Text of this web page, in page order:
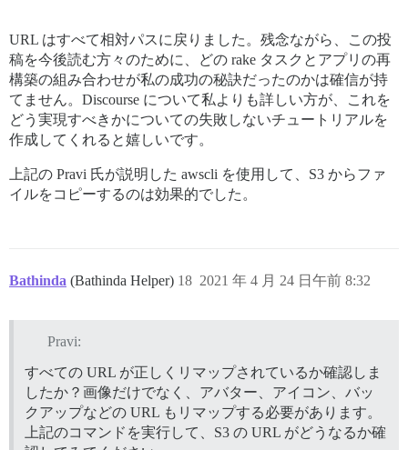
URL はすべて相対パスに戻りました。残念ながら、この投
稿を今後読む方々のために、どの rake タスクとアプリの再
構築の組み合わせが私の成功の秘訣だったのかは確信が持
てません。Discourse について私よりも詳しい方が、これを
どう実現すべきかについての失敗しないチュートリアルを
作成してくれると嬉しいです。
上記の Pravi 氏が説明した awscli を使用して、S3 からファ
イルをコピーするのは効果的でした。
Bathinda (Bathinda Helper) 2021 年 4 月 24 日午前 8:32
18
Pravi:
すべての URL が正しくリマップされているか確認しま
したか？画像だけでなく、アバター、アイコン、バッ
クアップなどの URL もリマップする必要があります。
上記のコマンドを実行して、S3 の URL がどうなるか確